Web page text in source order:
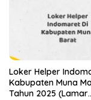
Loker Helper
Kabupaten Muna
Tahun 2025 (Lamar